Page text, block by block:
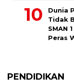
Dunia
Tidak
SMAN
Peras
PENDIDIKAN